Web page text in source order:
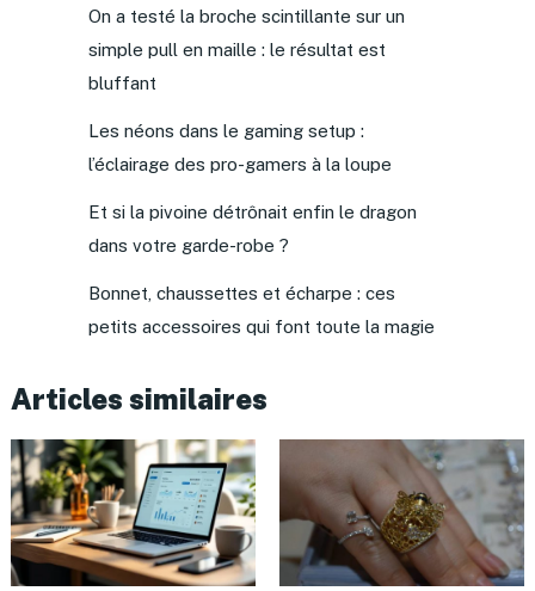
On a testé la broche scintillante sur un
simple pull en maille : le résultat est
bluffant
Les néons dans le gaming setup :
l’éclairage des pro-gamers à la loupe
Et si la pivoine détrônait enfin le dragon
dans votre garde-robe ?
Bonnet, chaussettes et écharpe : ces
petits accessoires qui font toute la magie
Articles similaires